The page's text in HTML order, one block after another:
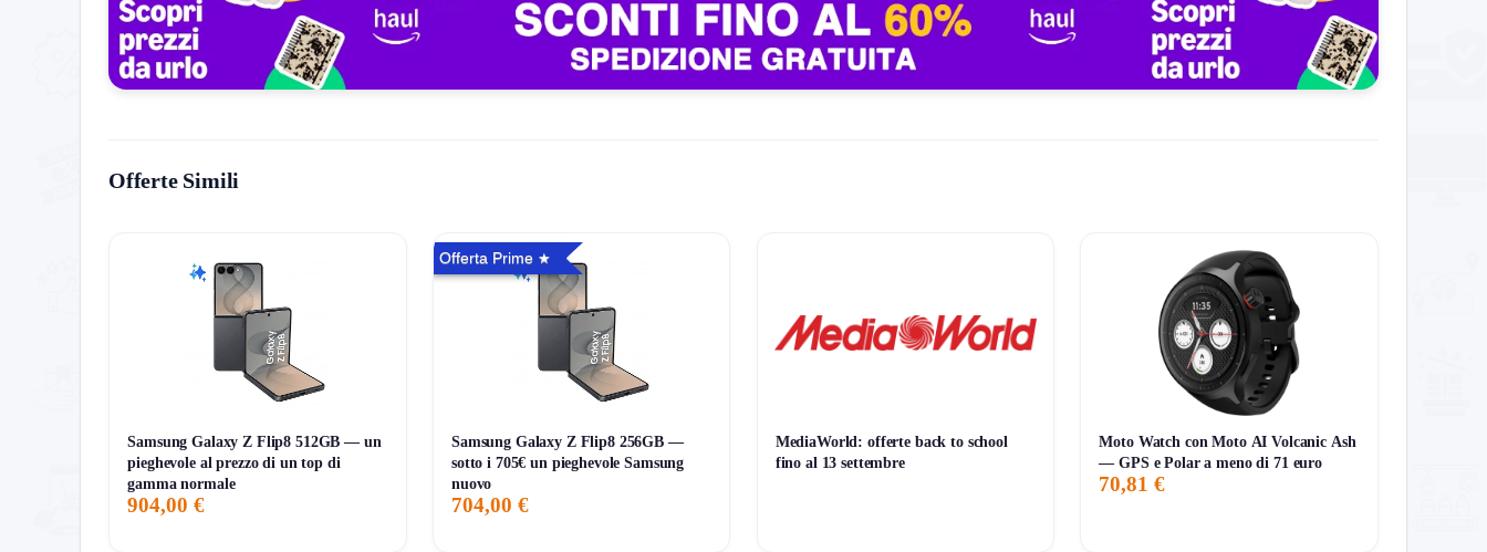
🔔 Indicatore luminoso che segnala quando Alexa ascolta.
Esempi rapidi
Consigli pratici
📍 Inserisci la presa su una presa a muro stabile, evita ciabatte sovraccariche.
📶 Posiziona Echo Pop a centro stanza lontano da ostacoli.
verifica in due passaggi
🗣️ Rinomina la presa in modo chiaro, per esempio “Lampada Salotto”.
🔄 Aggiorna firmware da app per mantenere funzioni e compatibilità.
Offerte Simili
Samsung Galaxy Z Flip8 512GB — un
pieghevole al prezzo di un top di
gamma normale
904,00 €
Offerta Prime
Samsung Galaxy Z Flip8 256GB —
sotto i 705€ un pieghevole Samsung
nuovo
704,00 €
MediaWorld: offerte back to school
fino al 13 settembre
Moto Watch con Moto AI Volcanic Ash
— GPS e Polar a meno di 71 euro
70,81 €